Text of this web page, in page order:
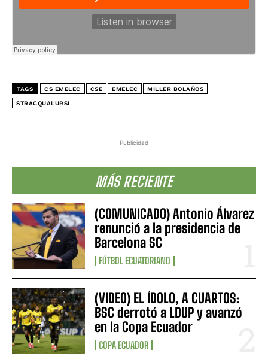
Publicidad
MÁS RECIENTE
(COMUNICADO) Antonio Álvarez
renunció a la presidencia de
Barcelona SC
FÚTBOL ECUATORIANO
(VIDEO) EL ÍDOLO, A CUARTOS:
BSC derrotó a LDUP y avanzó
en la Copa Ecuador
COPA ECUADOR
TAGS CS EMELEC CSE EMELEC MILLER BOLAÑOS
STRACQUALURSI